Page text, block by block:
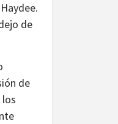
de
de
los